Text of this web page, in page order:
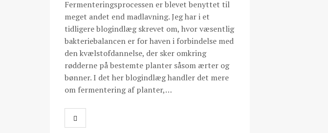
Fermenteringsprocessen er blevet benyttet til
meget andet end madlavning. Jeg har i et
tidligere blogindlæg skrevet om, hvor væsentlig
bakteriebalancen er for haven i forbindelse med
den kvælstofdannelse, der sker omkring
rødderne på bestemte planter såsom ærter og
bønner. I det her blogindlæg handler det mere
om fermentering af planter,…